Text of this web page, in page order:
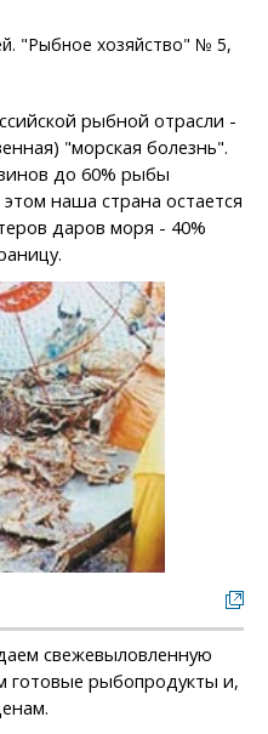
"Рыбное хозяйство" № 5,
рыбной отрасли -
"морская болезнь".
до 60% рыбы
наша страна остается
даров моря - 40%
свежевыловленную
готовые рыбопродукты и,